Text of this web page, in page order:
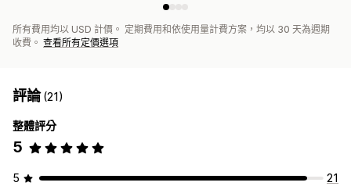
所有費用均以 USD 計價。 定期費用和依使用量計費方案，均以 30 天為週期
收費。 查看所有定價選項
評論(21)
整體評分
5
5
21